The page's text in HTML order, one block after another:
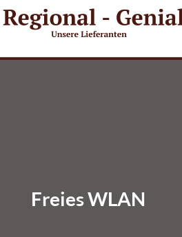
Freies WLAN